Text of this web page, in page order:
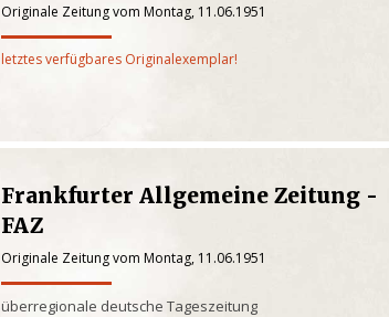
Originale Zeitung vom Montag, 11.06.1951
letztes verfügbares Originalexemplar!
Frankfurter Allgemeine Zeitung -
FAZ
Originale Zeitung vom Montag, 11.06.1951
überregionale deutsche Tageszeitung